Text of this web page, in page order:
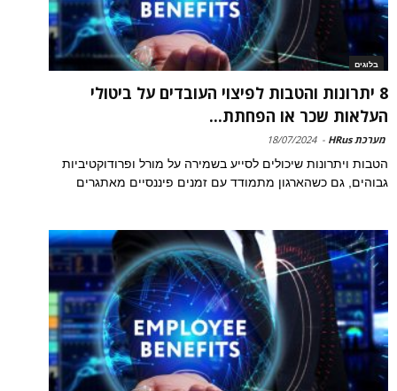
בלוגים
8 יתרונות והטבות לפיצוי העובדים על ביטולי
העלאות שכר או הפחתת...
מערכת HRus -
18/07/2024
הטבות ויתרונות שיכולים לסייע בשמירה על מורל ופרודוקטיביות
גבוהים, גם כשהארגון מתמודד עם זמנים פיננסיים מאתגרים